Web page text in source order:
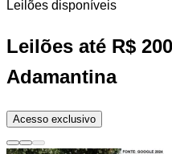
Leilões disponíveis
Leilões até R$
Adamantina
Acesso exclusivo